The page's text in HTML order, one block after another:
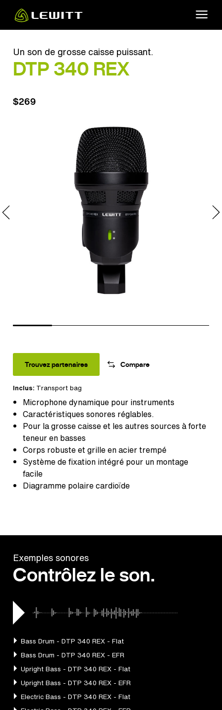
main
Un son de grosse caisse puissant.
DTP 340 REX
Microphone dynamique pour instruments
Caractéristiques sonores réglables.
Pour la grosse caisse et les autres sources à forte
teneur en basses
Corps robuste et grille en acier trempé
Système de fixation intégré pour un montage
facile
Diagramme polaire cardioïde
Inclus: Transport bag
$269
Trouvez partenaires Compare
Exemples sonores
Contrôlez le son.